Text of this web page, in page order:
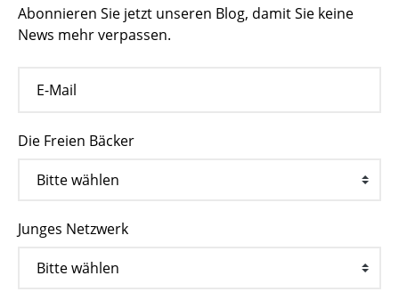
Abonnieren Sie jetzt unseren Blog, damit Sie keine
News mehr verpassen.
Die Freien Bäcker
Junges Netzwerk